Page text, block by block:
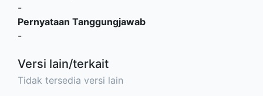
-
Pernyataan Tanggungjawab
-
Versi lain/terkait
Tidak tersedia versi lain